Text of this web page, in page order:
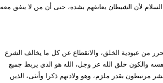
السلام لأن الشيطان يعانقهم بشدة، حتى أن من لا يتفق معه
من عبودية الخلق، والانقطاع عن كل ما يخالف الشرع
نفسه والكون خلق الله عز وجل، الله هو الذي يربط جميع
مرتبطون بقدر ملزم، وهو ولادتهم ذكرا وأنثى، الذين